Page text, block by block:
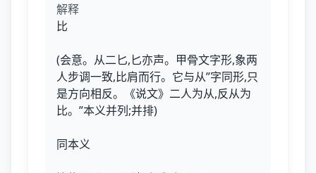
解释
比
(会意。从二匕,匕亦声。甲骨文字形,象两
人步调一致,比肩而行。它与从”字同形,只
是方向相反。《说文》二人为从,反从为
比。”本义并列;并排)
同本义